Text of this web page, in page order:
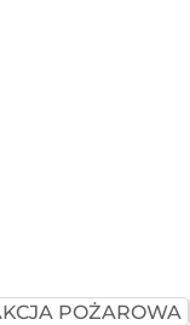
POŻAROWA